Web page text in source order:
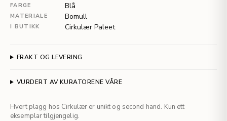
FARGE Blå
MATERIALE Bomull
I BUTIKK Cirkulær Paleet
FRAKT OG LEVERING
VURDERT AV KURATORENE VÅRE
Hvert plagg hos Cirkulær er unikt og second hand. Kun ett
eksemplar tilgjengelig.